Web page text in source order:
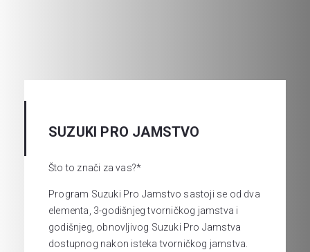
SUZUKI PRO JAMSTVO
Što to znači za vas?*
Program Suzuki Pro Jamstvo sastoji se od dva
elementa, 3-godišnjeg tvorničkog jamstva i
godišnjeg, obnovljivog Suzuki Pro Jamstva
dostupnog nakon isteka tvorničkog jamstva.